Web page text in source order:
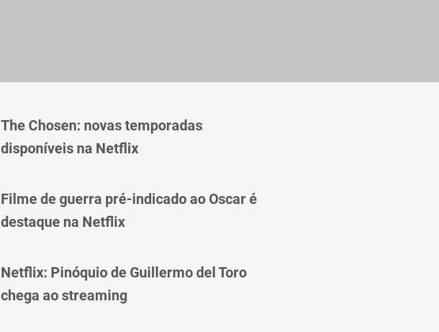
The Chosen: novas temporadas
disponíveis na Netflix
Filme de guerra pré-indicado ao Oscar é
destaque na Netflix
Netflix: Pinóquio de Guillermo del Toro
chega ao streaming